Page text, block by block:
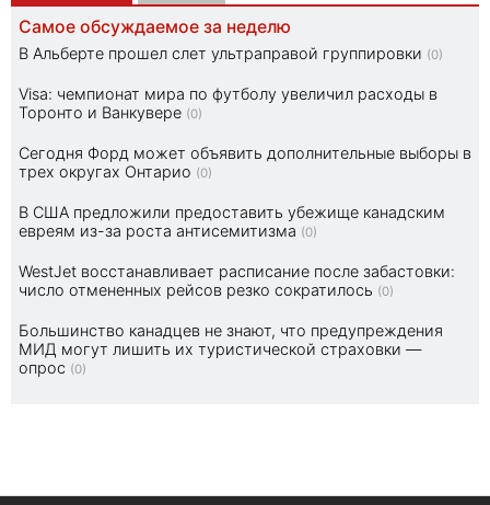
Самое обсуждаемое за неделю
В Альберте прошел слет ультраправой группировки (0)
Visa: чемпионат мира по футболу увеличил расходы в
Торонто и Ванкувере (0)
Сегодня Форд может объявить дополнительные выборы в
трех округах Онтарио (0)
В США предложили предоставить убежище канадским
евреям из-за роста антисемитизма (0)
WestJet восстанавливает расписание после забастовки:
число отмененных рейсов резко сократилось (0)
Большинство канадцев не знают, что предупреждения
МИД могут лишить их туристической страховки —
опрос (0)